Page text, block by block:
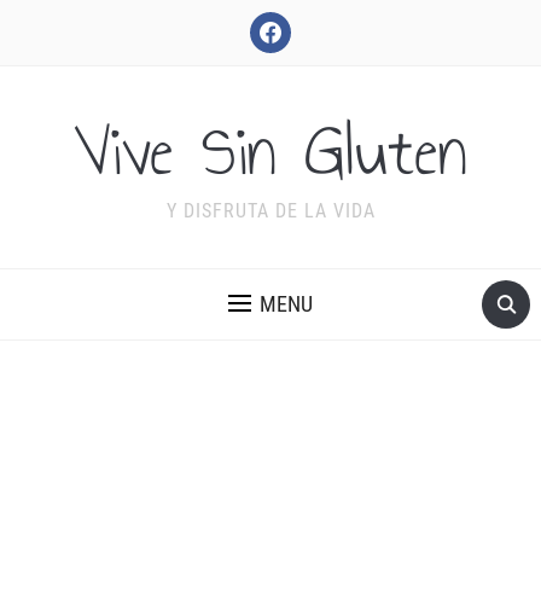
facebook
Vive Sin Gluten
Y DISFRUTA DE LA VIDA
MENU